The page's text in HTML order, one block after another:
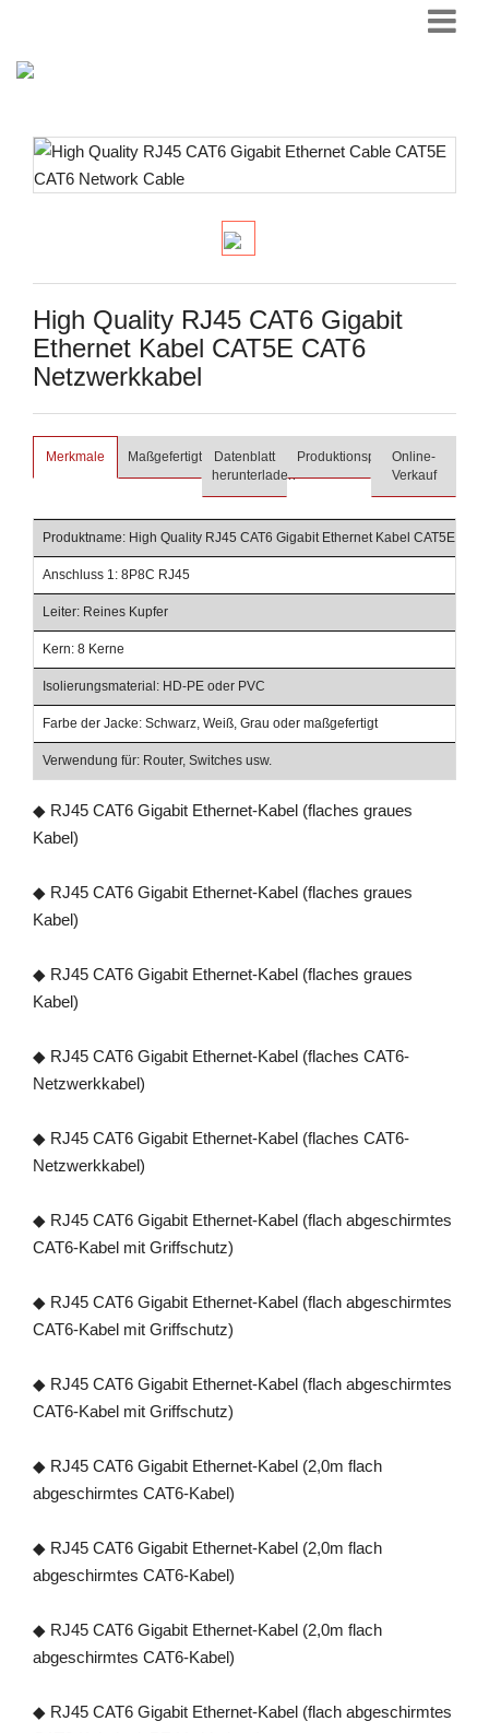
High Quality RJ45 CAT6 Gigabit
Ethernet Kabel CAT5E CAT6
Netzwerkkabel
Merkmale Maßgefertigt
Datenblatt
herunterladen
ProduktionsprozessOnline-
Verkauf
Produktname: High Quality RJ45 CAT6 Gigabit Ethernet Kabel CAT5E
Anschluss 1: 8P8C RJ45
Leiter: Reines Kupfer
Kern: 8 Kerne
Isolierungsmaterial: HD-PE oder PVC
Farbe der Jacke: Schwarz, Weiß, Grau oder maßgefertigt
Verwendung für: Router, Switches usw.
◆ RJ45 CAT6 Gigabit Ethernet-Kabel (flaches graues
Kabel)
◆ RJ45 CAT6 Gigabit Ethernet-Kabel (flaches graues
Kabel)
◆ RJ45 CAT6 Gigabit Ethernet-Kabel (flaches graues
Kabel)
◆ RJ45 CAT6 Gigabit Ethernet-Kabel (flaches CAT6-
Netzwerkkabel)
◆ RJ45 CAT6 Gigabit Ethernet-Kabel (flaches CAT6-
Netzwerkkabel)
◆ RJ45 CAT6 Gigabit Ethernet-Kabel (flach abgeschirmtes
CAT6-Kabel mit Griffschutz)
◆ RJ45 CAT6 Gigabit Ethernet-Kabel (flach abgeschirmtes
CAT6-Kabel mit Griffschutz)
◆ RJ45 CAT6 Gigabit Ethernet-Kabel (flach abgeschirmtes
CAT6-Kabel mit Griffschutz)
◆ RJ45 CAT6 Gigabit Ethernet-Kabel (2,0m flach
abgeschirmtes CAT6-Kabel)
◆ RJ45 CAT6 Gigabit Ethernet-Kabel (2,0m flach
abgeschirmtes CAT6-Kabel)
◆ RJ45 CAT6 Gigabit Ethernet-Kabel (2,0m flach
abgeschirmtes CAT6-Kabel)
◆ RJ45 CAT6 Gigabit Ethernet-Kabel (flach abgeschirmtes